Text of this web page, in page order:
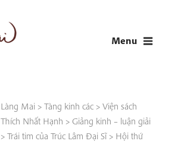
Menu
Làng Mai> Tàng kinh các> Viện sách
Thích Nhất Hạnh > Giảng kinh – luận giải
> Trái tim của Trúc Lâm Đại Sĩ> Hội thứ